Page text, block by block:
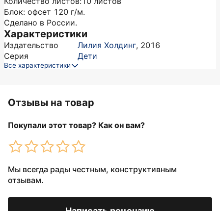
Блок: офсет 120 г/м.
Сделано в России.
Характеристики
Издательство Лилия Холдинг, 2016
Серия
Дети
Все характеристики
Отзывы на товар
Покупали этот товар? Как он вам?
Мы всегда рады честным, конструктивным
отзывам.